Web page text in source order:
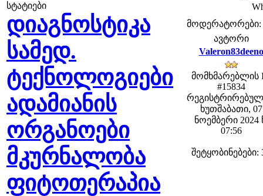
სტატიები
დიაგნოსტიკა
სამედ.
ტექნოლოგიები
ადამიანის
ორგანოები
მკურნალობა
ფიტოთერაპია
მოდერატორები:
ავტორი
Valeron83deeno
მომხმარებლის
#15834
ხუთშაბათი, 07
ნოემბერი 2024
07:56
შეტყობინებები: